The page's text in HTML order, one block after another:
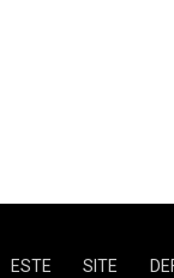
ESTE SITE